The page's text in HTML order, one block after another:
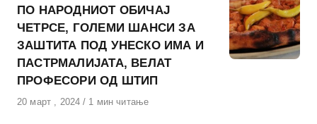
ПО НАРОДНИОТ ОБИЧАЈ
ЧЕТРСЕ, ГОЛЕМИ ШАНСИ ЗА
ЗАШТИТА ПОД УНЕСКО ИМА И
ПАСТРМАЛИЈАТА, ВЕЛАТ
ПРОФЕСОРИ ОД ШТИП
Објавено
20 март , 2024 1 мин читање